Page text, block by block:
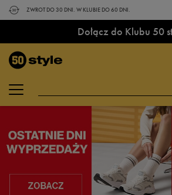
ZWROT DO 30 DNI. W KLUBIE DO 60 DNI.
Dołącz do Klubu 50